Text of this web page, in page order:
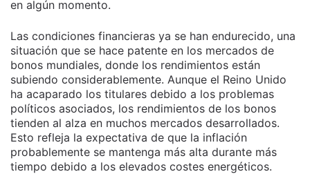
en algún momento.
Las condiciones financieras ya se han endurecido, una
situación que se hace patente en los mercados de
bonos mundiales, donde los rendimientos están
subiendo considerablemente. Aunque el Reino Unido
ha acaparado los titulares debido a los problemas
políticos asociados, los rendimientos de los bonos
tienden al alza en muchos mercados desarrollados.
Esto refleja la expectativa de que la inflación
probablemente se mantenga más alta durante más
tiempo debido a los elevados costes energéticos.